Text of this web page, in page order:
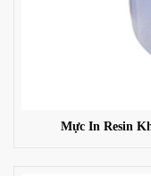
Mực In Resin